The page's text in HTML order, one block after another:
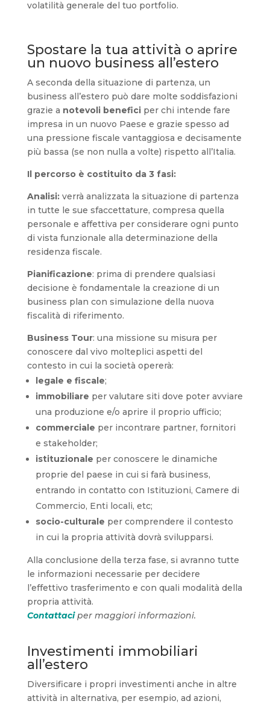
volatilità generale del tuo portfolio.
Spostare la tua attività o aprire
un nuovo business all’estero
A seconda della situazione di partenza, un
business all’estero può dare molte soddisfazioni
grazie a notevoli beneficiper chi intende fare
impresa in un nuovo Paese e grazie spesso ad
una pressione fiscale vantaggiosa e decisamente
più bassa (se non nulla a volte) rispetto all’Italia.
Il percorso è costituito da 3 fasi:
Analisi:verrà analizzata la situazione di partenza
in tutte le sue sfaccettature, compresa quella
personale e affettiva per considerare ogni punto
di vista funzionale alla determinazione della
residenza fiscale.
Pianificazione: prima di prendere qualsiasi
decisione è fondamentale la creazione di un
business plan con simulazione della nuova
fiscalità di riferimento.
Business Tour: una missione su misura per
conoscere dal vivo molteplici aspetti del
contesto in cui la società opererà:
legale e fiscale;
immobiliare per valutare siti dove poter avviare
una produzione e/o aprire il proprio ufficio;
commerciale per incontrare partner, fornitori
e stakeholder;
istituzionale per conoscere le dinamiche
proprie del paese in cui si farà business,
entrando in contatto con Istituzioni, Camere di
Commercio, Enti locali, etc;
socio-culturale per comprendere il contesto
in cui la propria attività dovrà svilupparsi.
Alla conclusione della terza fase, si avranno tutte
le informazioni necessarie per decidere
l’effettivo trasferimento e con quali modalità della
propria attività.
Contattaci per maggiori informazioni.
Investimenti immobiliari
all’estero
Diversificare i propri investimenti anche in altre
attività in alternativa, per esempio, ad azioni,